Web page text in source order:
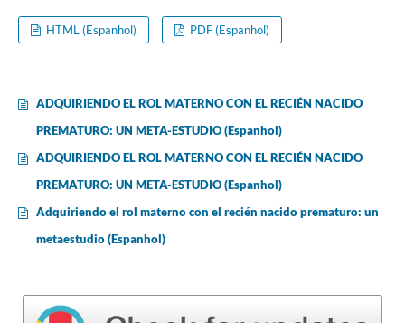
HTML (Espanhol) PDF (Espanhol)
ADQUIRIENDO EL ROL MATERNO CON EL RECIÉN NACIDO
PREMATURO: UN META-ESTUDIO (Espanhol)
ADQUIRIENDO EL ROL MATERNO CON EL RECIÉN NACIDO
PREMATURO: UN META-ESTUDIO (Espanhol)
Adquiriendo el rol materno con el recién nacido prematuro: un
metaestudio (Espanhol)